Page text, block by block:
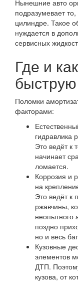
Нынешние авто
подразумевает
цилиндре. Такое
нуждается в
сервисных
Где и
Поломки
факторами:
гидравлика
Это ведёт к
начинает
ломается.
Коррозия и
на
Это ведёт к
ржавчины,
неопытного
поздно
но и весь
Кузовные
элементов
ДТП.
кузова, от